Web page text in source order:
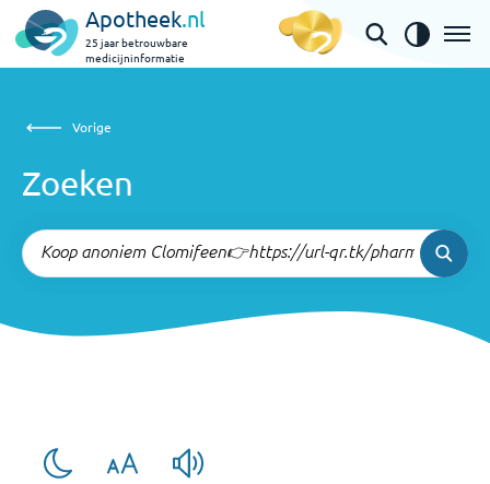
Apotheek.nl
25 jaar betrouwbare
medicijninformatie
Vorige
Vorige
Zoeken